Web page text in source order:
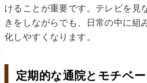
けることが重要です。テレビを見
きをしながらでも、日常の中に組
化しやすくなります。
定期的な通院とモチベ